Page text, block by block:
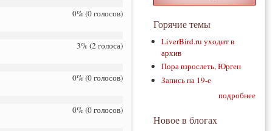
0% (0 голосов)
3% (2 голоса)
0% (0 голосов)
0% (0 голосов)
Горячие темы
LiverBird.ru уходит в
архив
Пора взрослеть, Юрген
Запись на 19-е
подробнее
Новое в блогах